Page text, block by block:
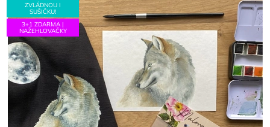
ZVLÁDNOU I
SUŠIČKU!
3+1 ZDARMA |
NAŽEHLOVAČKY